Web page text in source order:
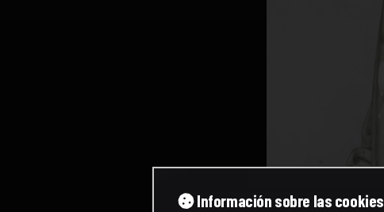
Información sobre las cookies